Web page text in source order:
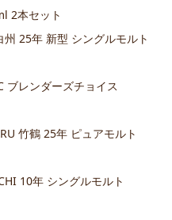
2本セット
25年 新型 シングルモルト
ブレンダーズチョイス
竹鶴 25年 ピュアモルト
10年 シングルモルト